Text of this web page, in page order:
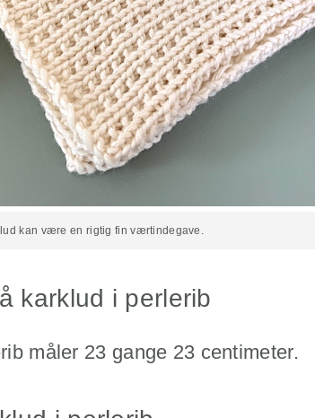
kan være en rigtig fin værtindegave.
karklud i perlerib
måler 23 gange 23 centimeter.